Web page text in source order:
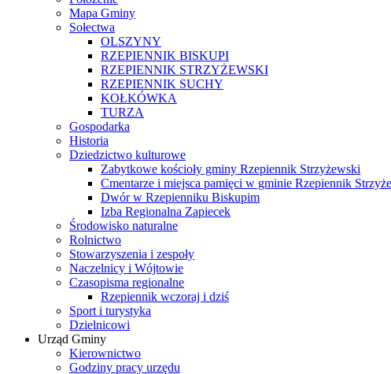
Internetowy Mapa Gminy
Sołectwa
OLSZYNY
RZEPIENNIK BISKUPI
RZEPIENNIK STRZYŻEWSKI
RZEPIENNIK SUCHY
KOŁKÓWKA
TURZA
Gospodarka
Historia
Dziedzictwo kulturowe
Zabytkowe kościoły gminy Rzepiennik Strzyżewski
Cmentarze i miejsca pamięci w gminie Rzepiennik
Dwór w Rzepienniku Biskupim
Izba Regionalna Zapiecek
Środowisko naturalne
Rolnictwo
Stowarzyszenia i zespoły
Naczelnicy i Wójtowie
Czasopisma regionalne
Rzepiennik wczoraj i dziś
Sport i turystyka
Dzielnicowi
Urząd Gminy
Kierownictwo
Godziny pracy urzędu